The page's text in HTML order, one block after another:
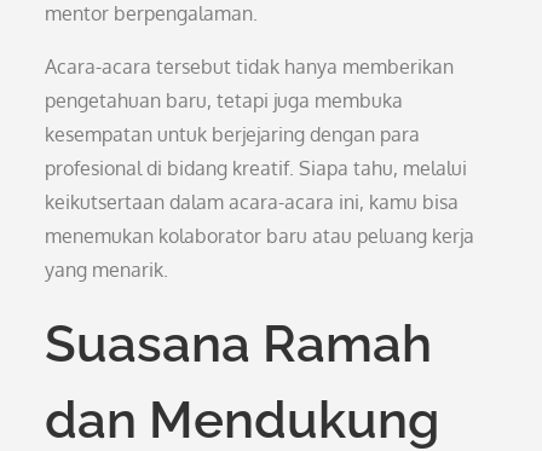
mentor berpengalaman.
Acara-acara tersebut tidak hanya memberikan
pengetahuan baru, tetapi juga membuka
kesempatan untuk berjejaring dengan para
profesional di bidang kreatif. Siapa tahu, melalui
keikutsertaan dalam acara-acara ini, kamu bisa
menemukan kolaborator baru atau peluang kerja
yang menarik.
Suasana Ramah
dan Mendukung